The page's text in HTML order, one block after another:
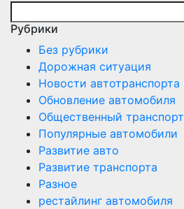
Рубрики
Без рубрики
Дорожная ситуация
Новости автотранспорта
Обновление автомобиля
Общественный транспорт
Популярные автомобили
Развитие авто
Развитие транспорта
Разное
рестайлинг автомобиля